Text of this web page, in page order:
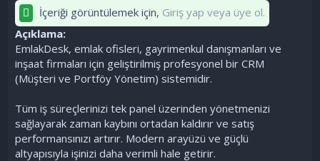
İçeriği görüntülemek için, Giriş yap veya üye ol.
Açıklama:
EmlakDesk, emlak ofisleri, gayrimenkul danışmanları ve
inşaat firmaları için geliştirilmiş profesyonel bir CRM
(Müşteri ve Portföy Yönetim) sistemidir.
Tüm iş süreçlerinizi tek panel üzerinden yönetmenizi
sağlayarak zaman kaybını ortadan kaldırır ve satış
performansınızı artırır. Modern arayüzü ve güçlü
altyapısıyla işinizi daha verimli hale getirir.